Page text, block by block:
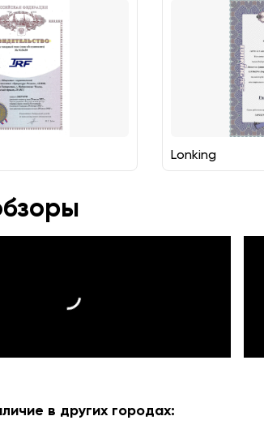
Lonking
в других городах: